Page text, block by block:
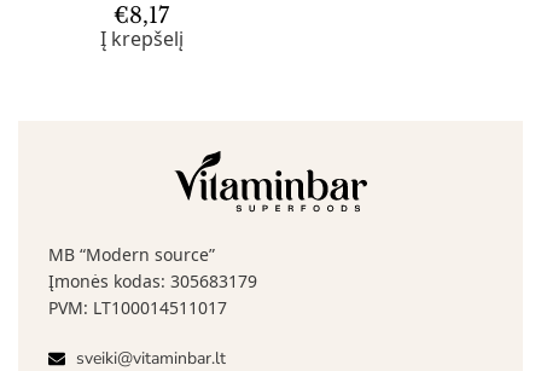
€8,17
Į krepšelį
MB “Modern source”
Įmonės kodas: 305683179
PVM: LT100014511017
sveiki@vitaminbar.lt